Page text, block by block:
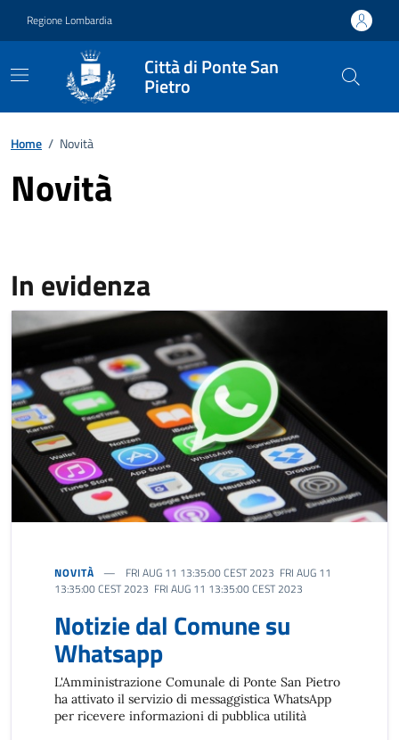
Regione Lombardia
Città di Ponte San
Pietro
Home / Novità
Novità
In evidenza
NOVITÀ
FRI AUG 11 13:35:00 CEST 2023 FRI AUG 11
13:35:00 CEST 2023 FRI AUG 11 13:35:00 CEST 2023
Notizie dal Comune su
Whatsapp
L'Amministrazione Comunale di Ponte San Pietro
ha attivato il servizio di messaggistica WhatsApp
per ricevere informazioni di pubblica utilità